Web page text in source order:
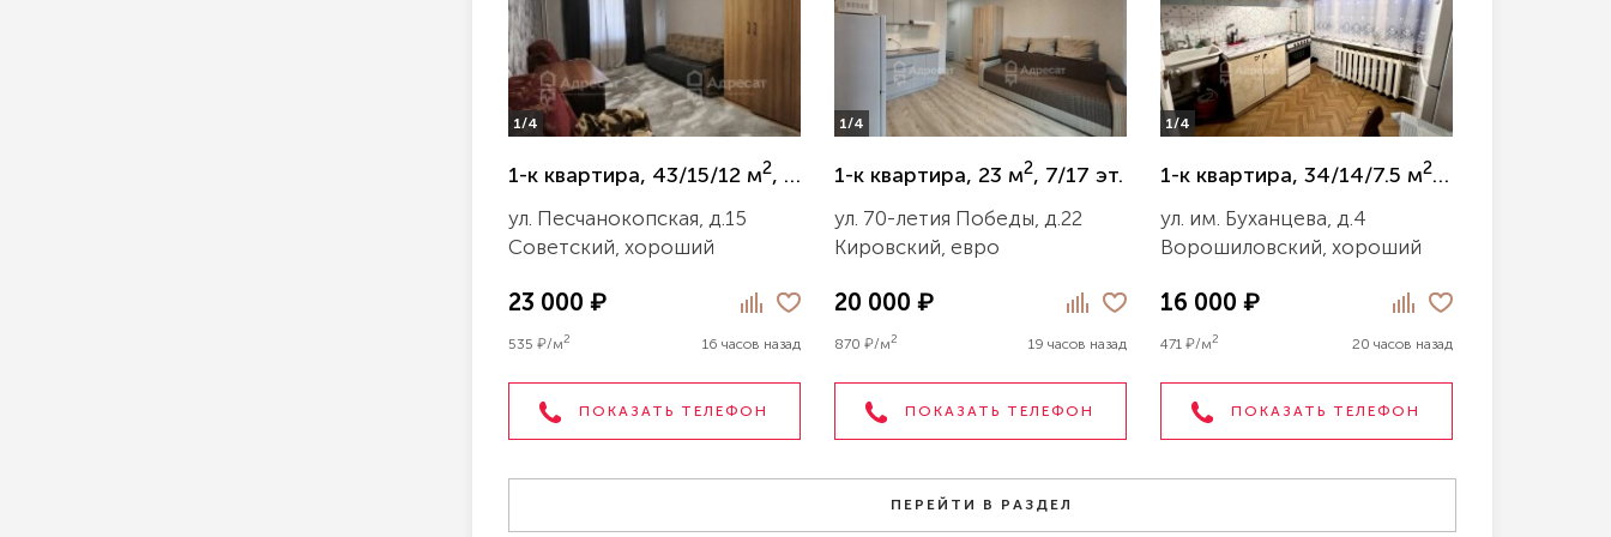
1/4
1-к квартира, 43/15/12 м2, 6/9 эт.
ул. Песчанокопская, д.15
Советский, хороший
23 000 ₽
535 ₽/м2 16 часов назад
ПОКАЗАТЬ ТЕЛЕФОН
1/4
1-к квартира, 23 м2, 7/17 эт.
ул. 70-летия Победы, д.22
Кировский, евро
20 000 ₽
870 ₽/м2 19 часов назад
ПОКАЗАТЬ ТЕЛЕФОН
1/4
1-к квартира, 34/14/7.5 м2, 9/9 эт.
ул. им. Буханцева, д.4
Ворошиловский, хороший
16 000 ₽
471 ₽/м2 20 часов назад
ПОКАЗАТЬ ТЕЛЕФОН
ПЕРЕЙТИ В РАЗДЕЛ